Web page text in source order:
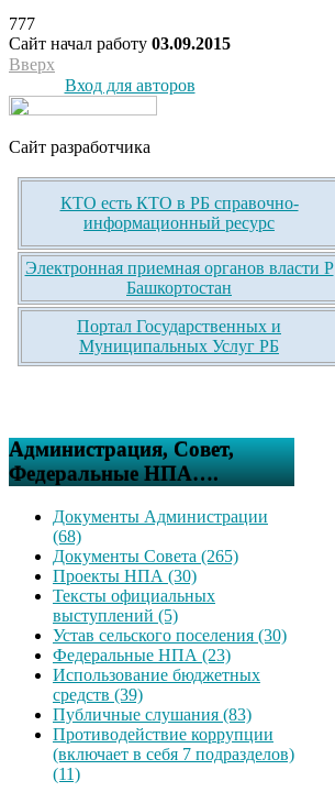
777
Сайт начал работу 03.09.2015
Вверх
Вход для авторов
Сайт разработчика
КТО есть КТО в РБ справочно-
информационный ресурс
Электронная приемная органов власти Р
Башкортостан
Портал Государственных и
Муниципальных Услуг РБ
Администрация, Совет,
Федеральные НПА….
Документы Администрации
(68)
Документы Совета (265)
Проекты НПА (30)
Тексты официальных
выступлений (5)
Устав сельского поселения (30)
Федеральные НПА (23)
Использование бюджетных
средств (39)
Публичные слушания (83)
Противодействие коррупции
(включает в себя 7 подразделов)
(11)